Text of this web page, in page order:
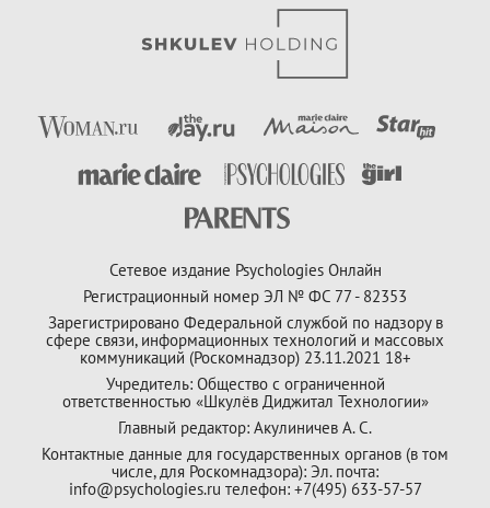
Сетевое издание Psychologies Онлайн
Регистрационный номер ЭЛ № ФС 77 - 82353
Зарегистрировано Федеральной службой по надзору в
сфере связи, информационных технологий и массовых
коммуникаций (Роскомнадзор) 23.11.2021 18+
Учредитель: Общество с ограниченной
ответственностью «Шкулёв Диджитал Технологии»
Главный редактор: Акулиничев А. С.
Контактные данные для государственных органов (в том
числе, для Роскомнадзора): Эл. почта:
info@psychologies.ru телефон: +7(495) 633-57-57